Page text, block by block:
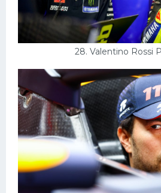
28. Valentino Rossi